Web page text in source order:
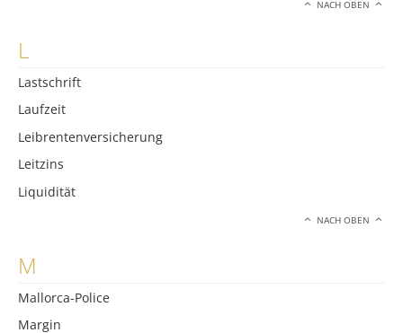
NACH OBEN
L
Lastschrift
Laufzeit
Leibrentenversicherung
Leitzins
Liquidität
NACH OBEN
M
Mallorca-Police
Margin